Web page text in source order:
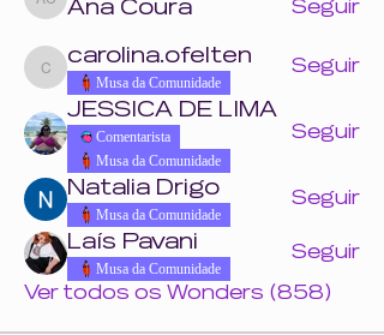
Ana Coura
Ana Coura Seguir
carolina.ofelten
carolina.ofelten
Musa da Comunidade
Seguir
JESSICA DE LIMA
Comentarista
Musa da Comunidade
Seguir
Natalia Drigo
Musa da Comunidade
Seguir
Laís Pavani
Musa da Comunidade
Seguir
Ver todos os Wonders (858)